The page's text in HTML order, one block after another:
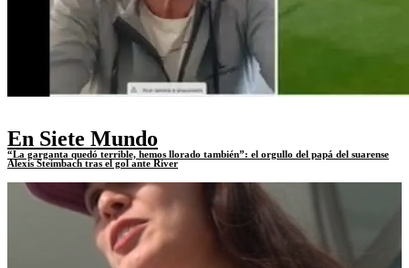
En Siete Mundo
“La garganta quedó terrible, hemos llorado también”: el orgullo del papá del suarense
Alexis Steimbach tras el gol ante River